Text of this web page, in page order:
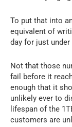
To put that into
equivalent of
day for just under
Not that those
fail before it
enough that it
unlikely ever to
lifespan of the
customers are